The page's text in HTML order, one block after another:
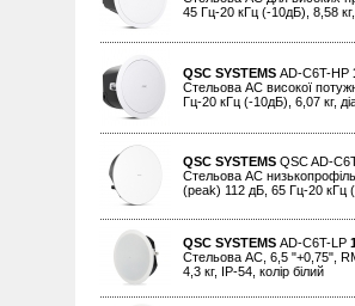
45 Гц-20 кГц (-10дБ), 8,58
QSC SYSTEMS AD-C6T-HP
Стельова АС високої
Гц-20 кГц (-10дБ), 6,07 кг,
QSC SYSTEMS QSC AD-
Стельова АС
(peak) 112 дБ, 65 Гц-20 кГц
QSC SYSTEMS AD-C6T-LP
Стельова АС, 6,5 "+0,75",
4,3 кг, IP-54, колір білий